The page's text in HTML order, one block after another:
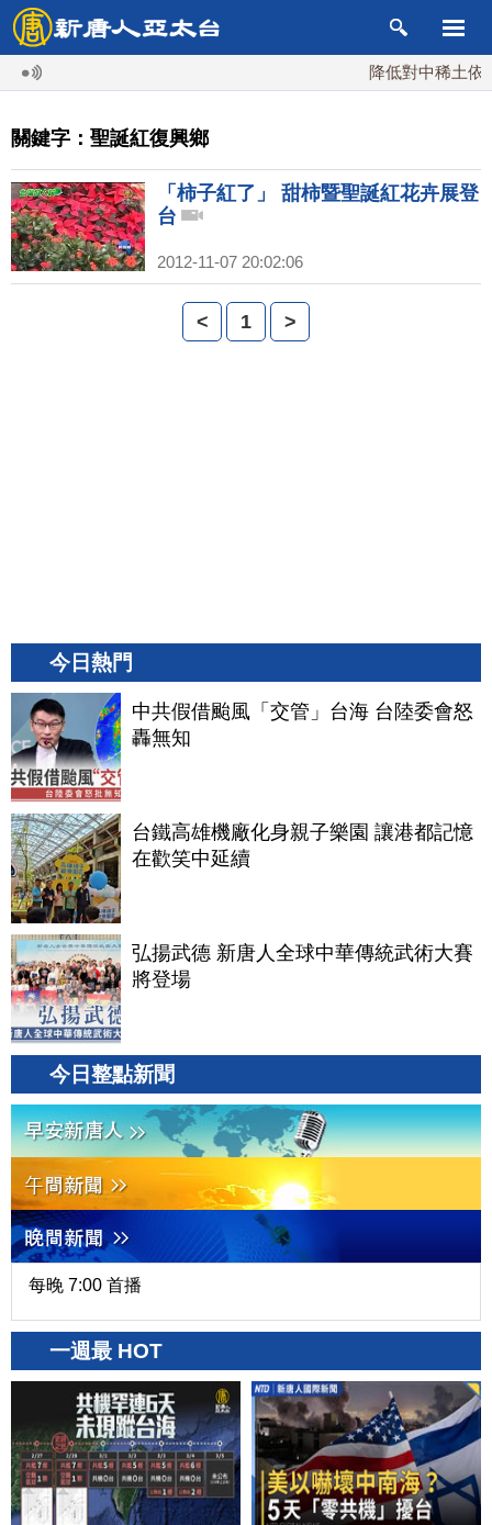
降低對中稀土依
關鍵字：聖誕紅復興鄉
「柿子紅了」 甜柿暨聖誕紅花卉展登
台
2012-11-07 20:02:06
< 1 >
今日熱門
中共假借颱風「交管」台海 台陸委會怒
轟無知
台鐵高雄機廠化身親子樂園 讓港都記憶
在歡笑中延續
弘揚武德 新唐人全球中華傳統武術大賽
將登場
今日整點新聞
每晚 7:00 首播
一週最 HOT